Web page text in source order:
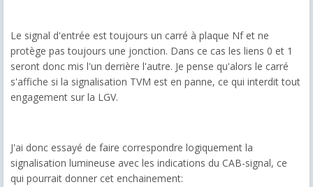
Le signal d'entrée est toujours un carré à plaque Nf et ne
protège pas toujours une jonction. Dans ce cas les liens 0 et 1
seront donc mis l'un derrière l'autre. Je pense qu'alors le carré
s'affiche si la signalisation TVM est en panne, ce qui interdit tout
engagement sur la LGV.
J'ai donc essayé de faire correspondre logiquement la
signalisation lumineuse avec les indications du CAB-signal, ce
qui pourrait donner cet enchainement: